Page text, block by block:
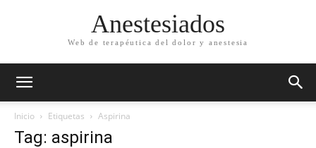
Anestesiados
Web de terapéutica del dolor y anestesia
Inicio Etiquetas Aspirina
Tag: aspirina